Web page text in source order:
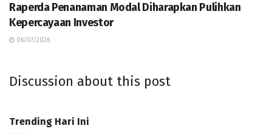
Raperda Penanaman Modal Diharapkan Pulihkan
Kepercayaan Investor
06/07/2026
Discussion about this post
Trending Hari Ini